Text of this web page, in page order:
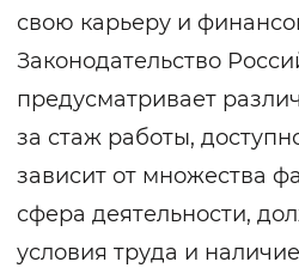
свою карьеру и
Законодательство
предусматривает
за стаж работы,
зависит от множества
сфера деятельности,
условия труда и